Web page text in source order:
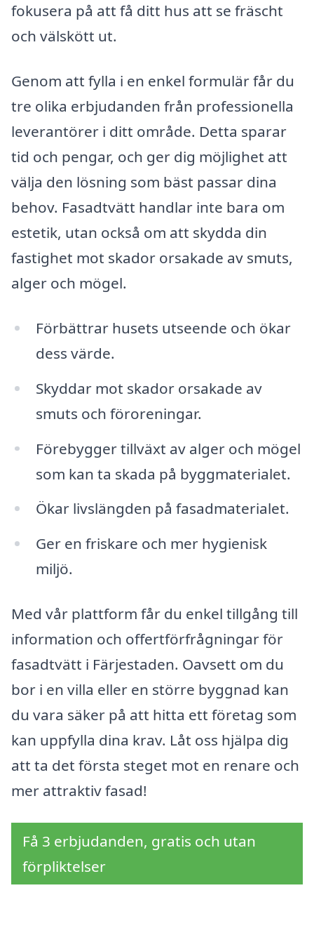
fokusera på att få ditt hus att se fräscht
och välskött ut.
Genom att fylla i en enkel formulär får du
tre olika erbjudanden från professionella
leverantörer i ditt område. Detta sparar
tid och pengar, och ger dig möjlighet att
välja den lösning som bäst passar dina
behov. Fasadtvätt handlar inte bara om
estetik, utan också om att skydda din
fastighet mot skador orsakade av smuts,
alger och mögel.
Förbättrar husets utseende och ökar
dess värde.
Skyddar mot skador orsakade av
smuts och föroreningar.
Förebygger tillväxt av alger och mögel
som kan ta skada på byggmaterialet.
Ökar livslängden på fasadmaterialet.
Ger en friskare och mer hygienisk
miljö.
Med vår plattform får du enkel tillgång till
information och offertförfrågningar för
fasadtvätt i Färjestaden. Oavsett om du
bor i en villa eller en större byggnad kan
du vara säker på att hitta ett företag som
kan uppfylla dina krav. Låt oss hjälpa dig
att ta det första steget mot en renare och
mer attraktiv fasad!
Få 3 erbjudanden, gratis och utan
förpliktelser